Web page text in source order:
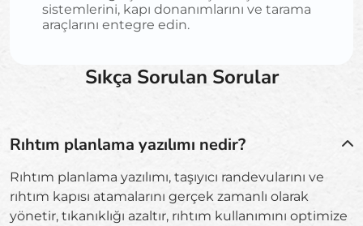
sistemlerini, kapı donanımlarını ve tarama
araçlarını entegre edin.
Sıkça Sorulan Sorular
Rıhtım planlama yazılımı nedir?
Rıhtım planlama yazılımı, taşıyıcı randevularını ve
rıhtım kapısı atamalarını gerçek zamanlı olarak
yönetir, tıkanıklığı azaltır, rıhtım kullanımını optimize